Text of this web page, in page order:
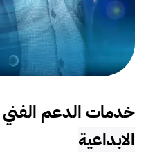
خدمات الدعم الفني
الابداعية